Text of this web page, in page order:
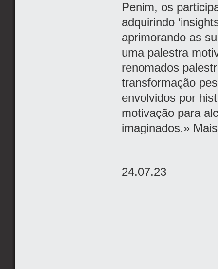
Penim, os
adquirindo
aprimorando as
uma palestra
renomados
transformação
envolvidos por
motivação para
imaginados.»
24.07.23